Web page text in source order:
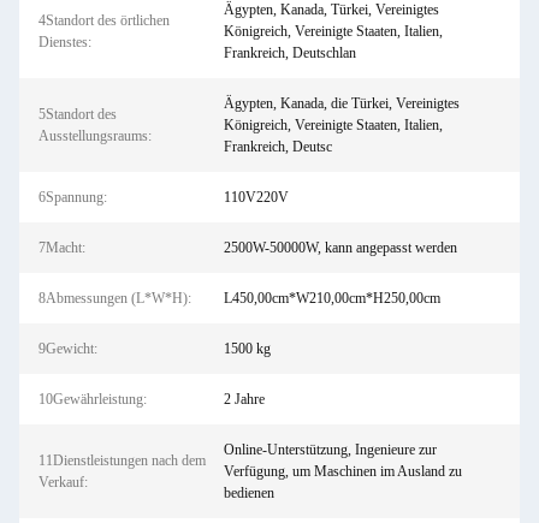
4Standort des örtlichen
Dienstes:
Ägypten, Kanada, Türkei, Vereinigtes
Königreich, Vereinigte Staaten, Italien,
Frankreich, Deutschlan
5Standort des
Ausstellungsraums:
Ägypten, Kanada, die Türkei, Vereinigtes
Königreich, Vereinigte Staaten, Italien,
Frankreich, Deutsc
6Spannung: 110V220V
7Macht: 2500W-50000W, kann angepasst werden
8Abmessungen (L*W*H): L450,00cm*W210,00cm*H250,00cm
9Gewicht: 1500 kg
10Gewährleistung: 2 Jahre
11Dienstleistungen nach dem
Verkauf:
Online-Unterstützung, Ingenieure zur
Verfügung, um Maschinen im Ausland zu
bedienen